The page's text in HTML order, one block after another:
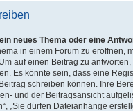
neues Thema oder eine
in einem Forum zu eröffnen,
auf einen Beitrag zu
Es könnte sein, dass eine
schreiben können. Ihre
und der Beitragsansicht
„Sie dürfen Dateianhänge